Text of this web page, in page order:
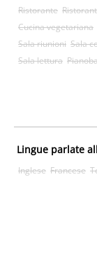
Ristorante
Cucina vegetariana
Sala riunioni Sala
Sala lettura
Lingue parlate
Inglese Francese